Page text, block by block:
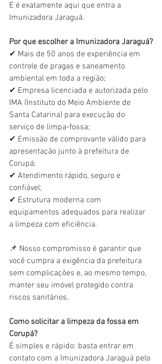
E é exatamente aqui que entra a
Imunizadora Jaraguá.
Por que escolher a Imunizadora Jaraguá?
✔ Mais de 50 anos de experiência em
controle de pragas e saneamento
ambiental em toda a região;
✔ Empresa licenciada e autorizada pelo
IMA (Instituto do Meio Ambiente de
Santa Catarina) para execução do
serviço de limpa-fossa;
✔ Emissão de comprovante válido para
apresentação junto à prefeitura de
Corupá;
✔ Atendimento rápido, seguro e
confiável;
✔ Estrutura moderna com
equipamentos adequados para realizar
a limpeza com eficiência.
📌 Nosso compromisso é garantir que
você cumpra a exigência da prefeitura
sem complicações e, ao mesmo tempo,
manter seu imóvel protegido contra
riscos sanitários.
Como solicitar a limpeza da fossa em
Corupá?
É simples e rápido: basta entrar em
contato com a Imunizadora Jaraguá pelo